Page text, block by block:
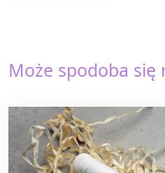
Może spodoba